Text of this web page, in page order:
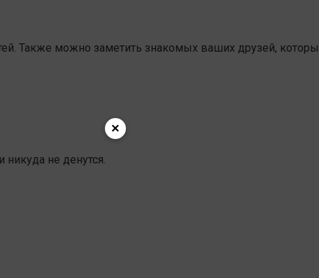
Также можно заметить знакомых ваших друзей,
никуда не денутся.
×